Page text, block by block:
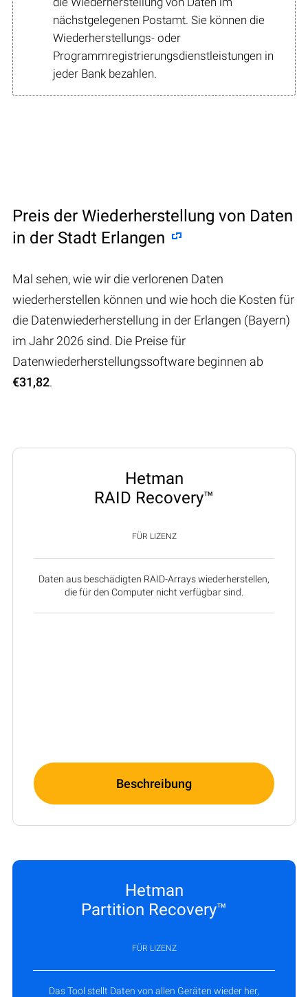
nächstgelegenen Postamt. Sie können die
Wiederherstellungs- oder
Programmregistrierungsdienstleistungen in
jeder Bank bezahlen.
Preis der Wiederherstellung von Daten
in der Stadt Erlangen
Mal sehen, wie wir die verlorenen Daten
wiederherstellen können und wie hoch die Kosten für
die Datenwiederherstellung in der Erlangen (Bayern)
im Jahr 2026 sind. Die Preise für
Datenwiederherstellungssoftware beginnen ab
€31,82.
Hetman
RAID Recovery™
FÜR LIZENZ
Daten aus beschädigten RAID-Arrays wiederherstellen,
die für den Computer nicht verfügbar sind.
Beschreibung
Hetman
Partition Recovery™
FÜR LIZENZ
Das Tool stellt Daten von allen Geräten wieder her,